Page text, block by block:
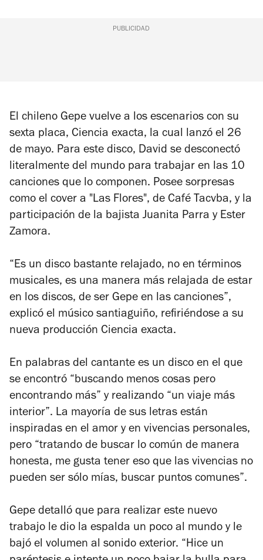
PUBLICIDAD
El chileno Gepe vuelve a los escenarios con su
sexta placa, Ciencia exacta, la cual lanzó el 26
de mayo. Para este disco, David se desconectó
literalmente del mundo para trabajar en las 10
canciones que lo componen. Posee sorpresas
como el cover a "Las Flores", de Café Tacvba, y la
participación de la bajista Juanita Parra y Ester
Zamora.
“Es un disco bastante relajado, no en términos
musicales, es una manera más relajada de estar
en los discos, de ser Gepe en las canciones”,
explicó el músico santiaguiño, refiriéndose a su
nueva producción Ciencia exacta.
En palabras del cantante es un disco en el que
se encontró “buscando menos cosas pero
encontrando más” y realizando “un viaje más
interior”. La mayoría de sus letras están
inspiradas en el amor y en vivencias personales,
pero “tratando de buscar lo común de manera
honesta, me gusta tener eso que las vivencias no
pueden ser sólo mías, buscar puntos comunes”.
Gepe detalló que para realizar este nuevo
trabajo le dio la espalda un poco al mundo y le
bajó el volumen al sonido exterior. “Hice un